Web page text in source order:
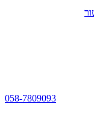
058-7809093